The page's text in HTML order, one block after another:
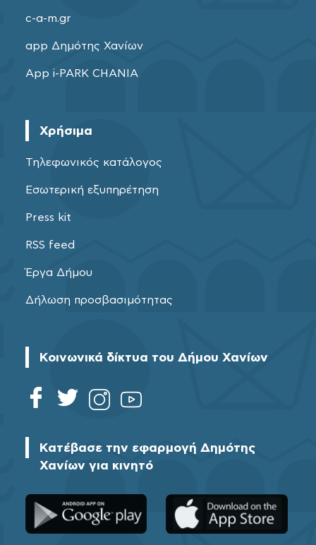
c-a-m.gr
app Δημότης Χανίων
App i-PARK CHANIA
Χρήσιμα
Τηλεφωνικός κατάλογος
Εσωτερική εξυπηρέτηση
Press kit
RSS feed
Έργα Δήμου
Δήλωση προσβασιμότητας
Κοινωνικά δίκτυα του Δήμου Χανίων
Κατέβασε την εφαρμογή Δημότης
Χανίων για κινητό